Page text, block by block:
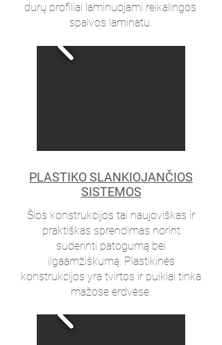
durų profiliai laminuojami reikalingos
spalvos laminatu.
PLASTIKO SLANKIOJANČIOS
SISTEMOS
Šios konstrukcijos tai naujoviškas ir
praktiškas sprendimas norint
suderinti patogumą bei
ilgaamžiškumą. Plastikinės
konstrukcijos yra tvirtos ir puikiai tinka
mažose erdvėse.